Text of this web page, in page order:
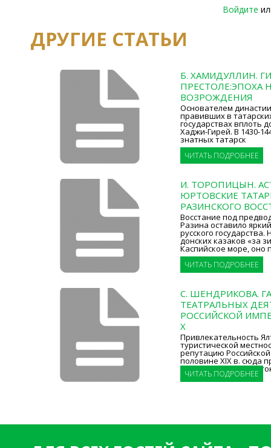
Войдите
ДРУГИЕ СТАТЬИ
Б. ХАМИДУЛЛИН.
ПРЕСТОЛЕ:ЭПОХА
ВОЗРОЖДЕНИЯ
Основателем
правивших в
государствах вплоть
Хаджи-Гирей. В 1430-
знатных татарск
ЧИТАТЬ ПОДРОБНЕЕ
И. ТОРОПИЦЫН.
ЮРТОВСКИЕ
РАЗИНСКОГО
Восстание под
Разина оставило
русского
донских казаков «за
Каспийское море, оно
ЧИТАТЬ ПОДРОБНЕЕ
С. ШЕНДРИКОВА.
ТЕАТРАЛЬНЫХ
РОССИЙСКОЙ
X
Привлекательность
туристической
репутацию
половине XIX в. сюда
представители
ЧИТАТЬ ПОДРОБНЕЕ